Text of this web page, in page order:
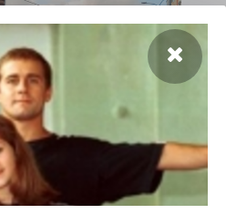
по городу